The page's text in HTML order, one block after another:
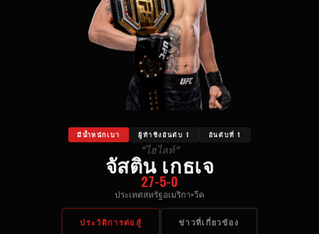
มีน้ำหนักเบา ผู้ท้าชิงอันดับ 1 อันดับที่ 1
"ไฮไลท์"
จัสติน เกธเจ
27-5-0
ประเทศสหรัฐอเมริกา วีค
ประวัติการต่อสู้ ข่าวที่เกี่ยวข้อง